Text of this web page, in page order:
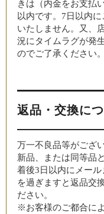
きは（内金をお支払
以内です。7日以内
いたしません。又、
況にタイムラグが発
のでご了承ください。
返品・交換に
万一不良品等がござ
新品、または同等品
着後3日以内にメー
を過ぎますと返品交
ださい。
※お客様のご都合に